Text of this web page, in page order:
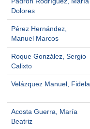
Dolores
Pérez Hernández,
Manuel Marcos
Roque González, Sergio
Calixto
Velázquez Manuel, Fidela
Acosta Guerra, María
Beatriz